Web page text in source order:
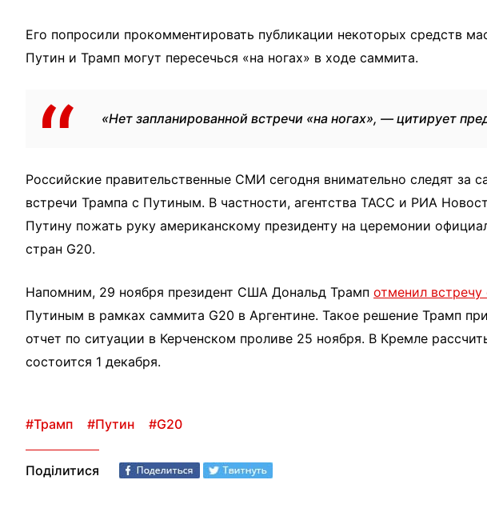
Его попросили прокомментировать публикации некоторых средств
Путин и Трамп могут пересечься «на ногах» в ходе саммита.
«Нет запланированной встречи «на ногах», — цитирует
Российские правительственные СМИ сегодня внимательно следят за
встречи Трампа с Путиным. В частности, агентства ТАСС и РИА
Путину пожать руку американскому президенту на церемонии
стран G20.
Напомним, 29 ноября президент США Дональд Трамп отменил
Путиным в рамках саммита G20 в Аргентине. Такое решение Трамп
отчет по ситуации в Керченском проливе 25 ноября. В Кремле
состоится 1 декабря.
#Трамп #Путин #G20
Поділитися